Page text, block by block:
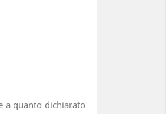
a quanto dichiarato